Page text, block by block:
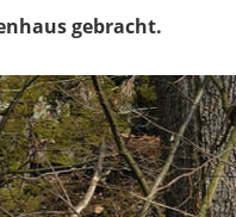
gebracht.